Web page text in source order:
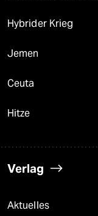
Hybrider Krieg
Jemen
Ceuta
Hitze
Verlag
Aktuelles